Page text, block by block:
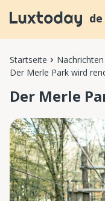
de
Startseite Nachrichten
Der Merle Park wird
Der Merle